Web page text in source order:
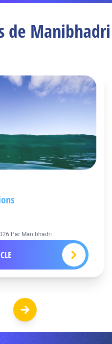
de Manibhadri
Par Manibhadri